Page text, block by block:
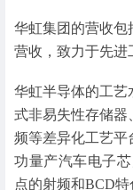
华虹集团的营收包
营收，致力于先进
华虹半导体的工艺
式非易失性存储器
频等差异化工艺平
功量产汽车电子
点的射频和BCD特